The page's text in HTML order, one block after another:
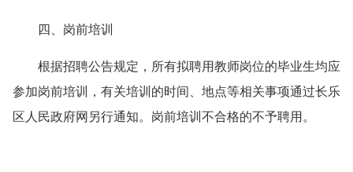
四、岗前培训
根据招聘公告规定，所有拟聘用教师岗位的毕业生均应
参加岗前培训，有关培训的时间、地点等相关事项通过长乐
区人民政府网另行通知。岗前培训不合格的不予聘用。